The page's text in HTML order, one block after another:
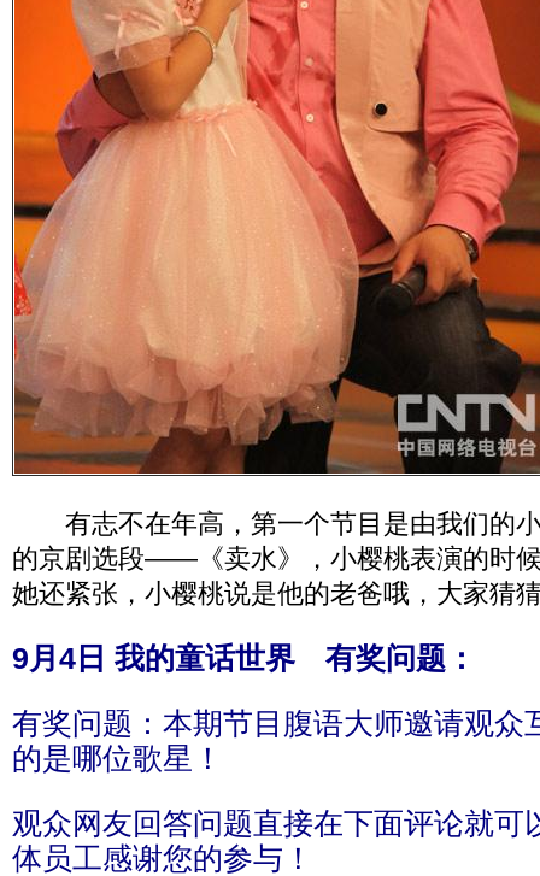
有志不在年高，第一个节目是由我们的
的京剧选段——《卖水》，小樱桃表演的时
她还紧张，小樱桃说是他的老爸哦，大家猜
9月4日 我的童话世界 有奖问题：
有奖问题：本期节目腹语大师邀请观众
的是哪位歌星！
观众网友回答问题直接在下面评论就可
体员工感谢您的参与！